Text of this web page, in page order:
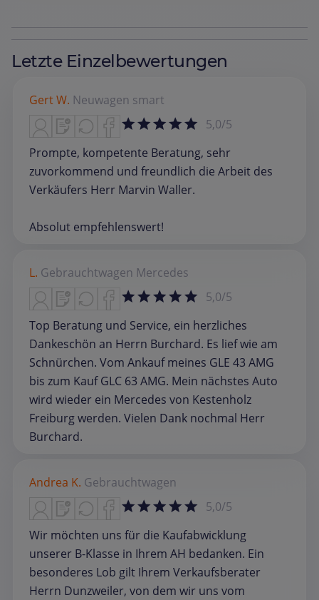
Letzte Einzelbewertungen
Gert W. Neuwagen smart
5,0/5
Prompte, kompetente Beratung, sehr
zuvorkommend und freundlich die Arbeit des
Verkäufers Herr Marvin Waller.
Absolut empfehlenswert!
L. Gebrauchtwagen Mercedes
5,0/5
Top Beratung und Service, ein herzliches
Dankeschön an Herrn Burchard. Es lief wie am
Schnürchen. Vom Ankauf meines GLE 43 AMG
bis zum Kauf GLC 63 AMG. Mein nächstes Auto
wird wieder ein Mercedes von Kestenholz
Freiburg werden. Vielen Dank nochmal Herr
Burchard.
Andrea K. Gebrauchtwagen
5,0/5
Wir möchten uns für die Kaufabwicklung
unserer B-Klasse in Ihrem AH bedanken. Ein
besonderes Lob gilt Ihrem Verkaufsberater
Herrn Dunzweiler, von dem wir uns vom